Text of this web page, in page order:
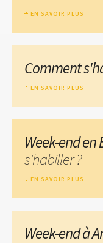
EN SAVOIR PLUS
Comment
EN SAVOIR PLUS
Week-end
s'habiller ?
EN SAVOIR PLUS
Week-end à